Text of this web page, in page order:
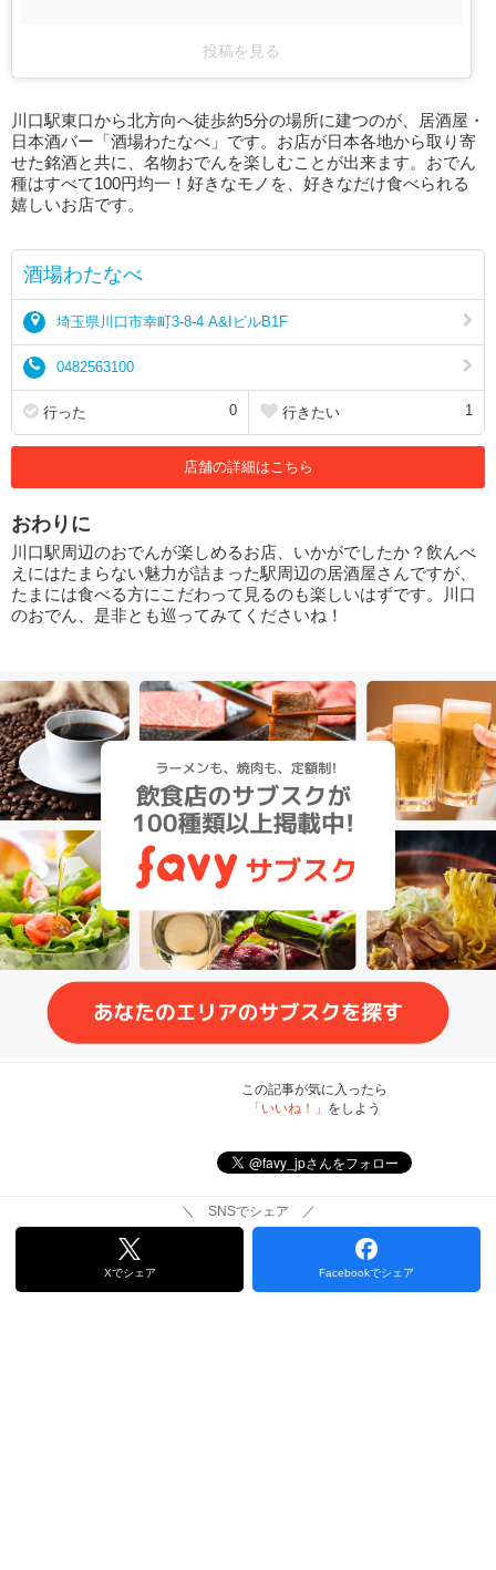
投稿を見る
川口駅東口から北方向へ徒歩約5分の場所に建つのが、居酒屋・
日本酒バー「酒場わたなべ」です。お店が日本各地から取り寄
せた銘酒と共に、名物おでんを楽しむことが出来ます。おでん
種はすべて100円均一！好きなモノを、好きなだけ食べられる
嬉しいお店です。
酒場わたなべ
埼玉県川口市幸町3-8-4 A&IビルB1F
0482563100
行った 0 行きたい 1
店舗の詳細はこちら
おわりに
川口駅周辺のおでんが楽しめるお店、いかがでしたか？飲んべ
えにはたまらない魅力が詰まった駅周辺の居酒屋さんですが、
たまには食べる方にこだわって見るのも楽しいはずです。川口
のおでん、是非とも巡ってみてくださいね！
この記事が気に入ったら
「いいね！」 をしよう
＼ SNSでシェア ／
Xでシェア Facebookでシェア